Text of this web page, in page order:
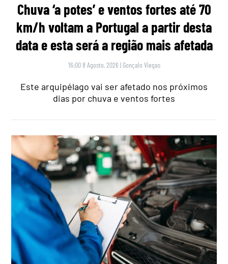
Chuva ‘a potes’ e ventos fortes até 70
km/h voltam a Portugal a partir desta
data e esta será a região mais afetada
16:00 8 Agosto, 2026 | Gonçalo Viegas
Este arquipélago vai ser afetado nos próximos
dias por chuva e ventos fortes